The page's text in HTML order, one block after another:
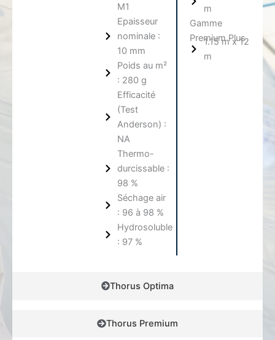
Thorus Optima
Thorus Premium
M1
Epaisseur
nominale :
10 mm
Poids au m²
: 280 g
Efficacité
(Test
Anderson) :
NA
Thermo-
durcissable :
98 %
Séchage air
: 96 à 98 %
Hydrosoluble
: 97 %
m
Gamme
Premium Plus
1.15 m x 12
m